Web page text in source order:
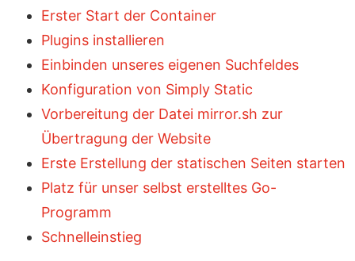
Erster Start der Container
Plugins installieren
Einbinden unseres eigenen Suchfeldes
Konfiguration von Simply Static
Vorbereitung der Datei mirror.sh zur
Übertragung der Website
Erste Erstellung der statischen Seiten starten
Platz für unser selbst erstelltes Go-
Programm
Schnelleinstieg